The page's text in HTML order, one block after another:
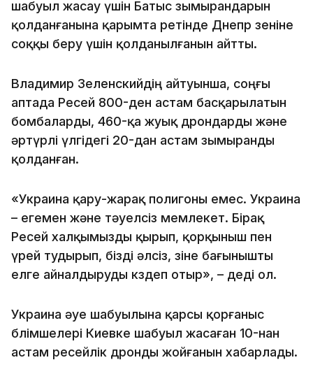
шабуыл жасау үшін Батыс зымырандарын
қолданғанына қарымта ретінде Днепр өзеніне
соққы беру үшін қолданылғанын айтты.
Владимир Зеленскийдің айтуынша, соңғы
аптада Ресей 800-ден астам басқарылатын
бомбаларды, 460-қа жуық дрондарды және
әртүрлі үлгідегі 20-дан астам зымыранды
қолданған.
«Украина қару-жарақ полигоны емес. Украина
– егемен және тәуелсіз мемлекет. Бірақ
Ресей халқымызды қырып, қорқыныш пен
үрей тудырып, бізді әлсіз, өзіне бағынышты
елге айналдыруды көздеп отыр», – деді ол.
Украина әуе шабуылына қарсы қорғаныс
бөлімшелері Киевке шабуыл жасаған 10-нан
астам ресейлік дронды жойғанын хабарлады.